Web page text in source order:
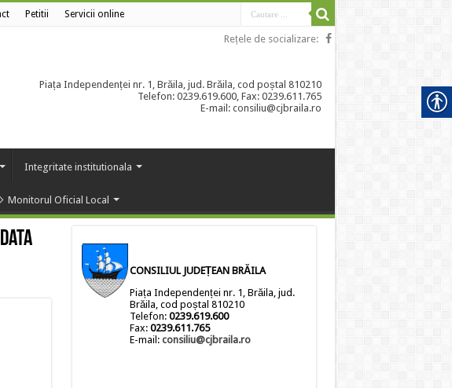
Petitii Servicii online
Rețele de socializare:
Piața Independenței nr. 1, Brăila, jud. Brăila, cod poștal 810210
Telefon: 0239.619.600, Fax: 0239.611.765
E-mail: consiliu@cjbraila.ro
Integritate institutionala
Monitorul Oficial Local
CONSILIUL JUDEȚEAN BRĂILA
Piața Independenței nr. 1, Brăila, jud.
Brăila, cod poștal 810210
Telefon: 0239.619.600
Fax: 0239.611.765
E-mail: consiliu@cjbraila.ro